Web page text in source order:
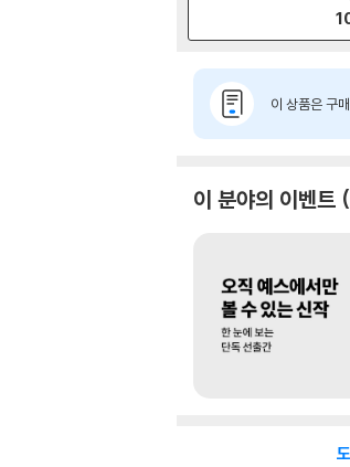
이 상품은 구
이 분야의 이벤트